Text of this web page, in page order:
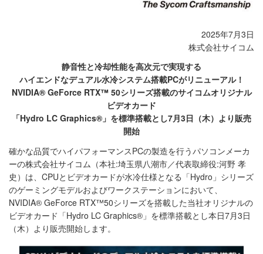
2025年7月3日
株式会社サイコム
静音性と冷却性能を高次元で実現する
ハイエンドなデュアル水冷システム搭載PCがリニューアル！
NVIDIA® GeForce RTX™ 50シリーズ搭載のサイコムオリジナル
ビデオカード
「Hydro LC Graphics®」を標準搭載とし7月3日（木）より販売
開始
確かな品質でハイパフォーマンスPCの製造を行うパソコンメーカ
ーの株式会社サイコム（本社:埼玉県八潮市／代表取締役:河野 孝
史）は、CPUとビデオカードが水冷仕様となる「Hydro」シリーズ
のゲーミングモデルおよびワークステーションにおいて、
NVIDIA® GeForce RTX™50シリーズを搭載した当社オリジナルの
ビデオカード「Hydro LC Graphics®」を標準搭載とし本日7月3日
（木）より販売開始します。